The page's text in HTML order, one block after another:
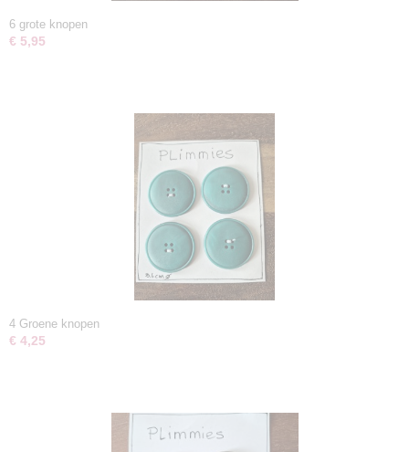
6 grote knopen
€ 5,95
4 Groene knopen
€ 4,25